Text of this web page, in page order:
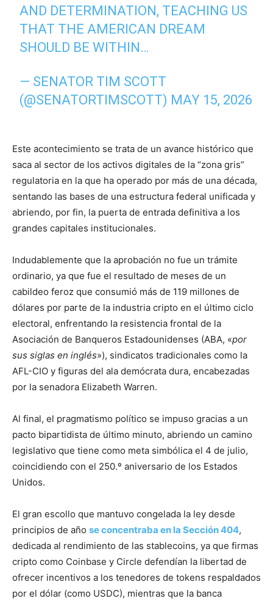
AND DETERMINATION, TEACHING US
THAT THE AMERICAN DREAM
SHOULD BE WITHIN…
— SENATOR TIM SCOTT
(@SENATORTIMSCOTT) MAY 15, 2026
Este acontecimiento se trata de un avance histórico que
saca al sector de los activos digitales de la “zona gris”
regulatoria en la que ha operado por más de una década,
sentando las bases de una estructura federal unificada y
abriendo, por fin, la puerta de entrada definitiva a los
grandes capitales institucionales.
Indudablemente que la aprobación no fue un trámite
ordinario, ya que fue el resultado de meses de un
cabildeo feroz que consumió más de 119 millones de
dólares por parte de la industria cripto en el último ciclo
electoral, enfrentando la resistencia frontal de la
Asociación de Banqueros Estadounidenses (ABA, «por
sus siglas en inglés»), sindicatos tradicionales como la
AFL-CIO y figuras del ala demócrata dura, encabezadas
por la senadora Elizabeth Warren.
Al final, el pragmatismo político se impuso gracias a un
pacto bipartidista de último minuto, abriendo un camino
legislativo que tiene como meta simbólica el 4 de julio,
coincidiendo con el 250.º aniversario de los Estados
Unidos.
El gran escollo que mantuvo congelada la ley desde
principios de año se concentraba en la Sección 404,
dedicada al rendimiento de las stablecoins, ya que firmas
cripto como Coinbase y Circle defendían la libertad de
ofrecer incentivos a los tenedores de tokens respaldados
por el dólar (como USDC), mientras que la banca